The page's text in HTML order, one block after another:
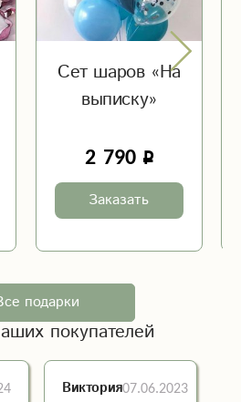
Сет шаров «На
выписку»
2 790
Заказать
подарки
покупателей
Виктория07.06.2023